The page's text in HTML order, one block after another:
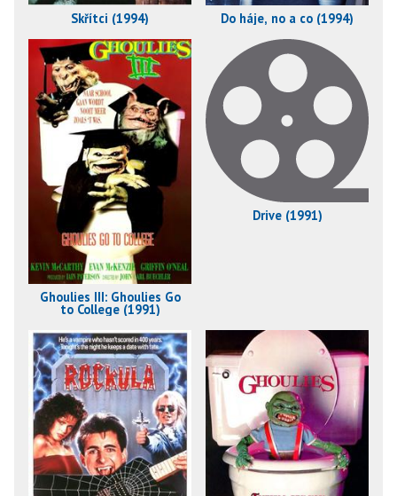
Skřítci (1994) Do háje, no a co (1994)
Ghoulies III: Ghoulies Go
to College (1991)
Drive (1991)